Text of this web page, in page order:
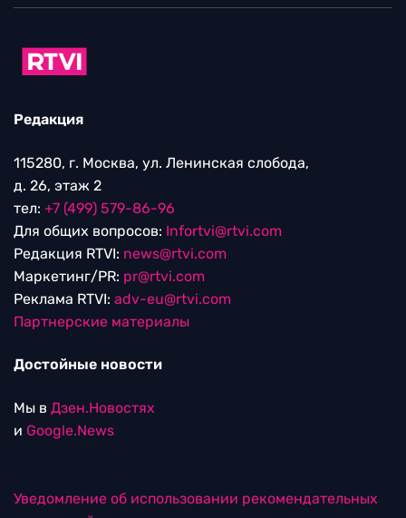
Редакция
115280, г. Москва, ул. Ленинская слобода,
д. 26, этаж 2
тел: +7 (499) 579-86-96
Для общих вопросов: Infortvi@rtvi.com
Редакция RTVI: news@rtvi.com
Маркетинг/PR: pr@rtvi.com
Реклама RTVI: adv-eu@rtvi.com
Партнерские материалы
Достойные новости
Мы в Дзен.Новостях
и Google.News
Уведомление об использовании рекомендательных